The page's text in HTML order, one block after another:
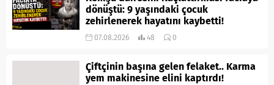
dönüştü: 9 yaşındaki çocuk
zehirlenerek hayatını kaybetti!
07.08.2026 48 0
Çiftçinin başına gelen felaket.. Karma
yem makinesine elini kaptırdı!